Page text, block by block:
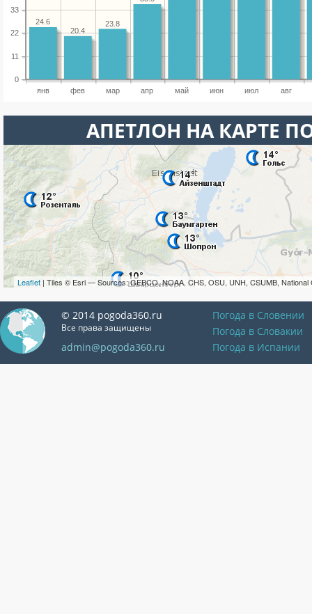
янв фев мар апр май июн июл авг
0
11
22
33
23.8
20.4
24.6
АПЕТЛОН НА КАРТЕ
Leaflet | Tiles © Esri — Sources: GEBCO, NOAA, CHS, OSU, UNH, CSUMB, National
© 2014 pogoda360.ru
Все права защищены
admin@pogoda360.ru
Погода в Словении
Погода в Словакии
Погода в Испании